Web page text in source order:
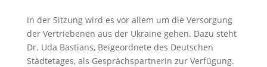
In der Sitzung wird es vor allem um die Versorgung
der Vertriebenen aus der Ukraine gehen. Dazu steht
Dr. Uda Bastians, Beigeordnete des Deutschen
Städtetages, als Gesprächspartnerin zur Verfügung.